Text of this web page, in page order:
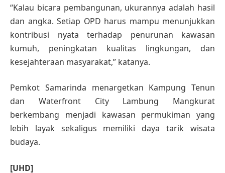
“Kalau bicara pembangunan, ukurannya adalah hasil
dan angka. Setiap OPD harus mampu menunjukkan
kontribusi nyata terhadap penurunan kawasan
kumuh, peningkatan kualitas lingkungan, dan
kesejahteraan masyarakat,” katanya.
Pemkot Samarinda menargetkan Kampung Tenun
dan Waterfront City Lambung Mangkurat
berkembang menjadi kawasan permukiman yang
lebih layak sekaligus memiliki daya tarik wisata
budaya.
[UHD]